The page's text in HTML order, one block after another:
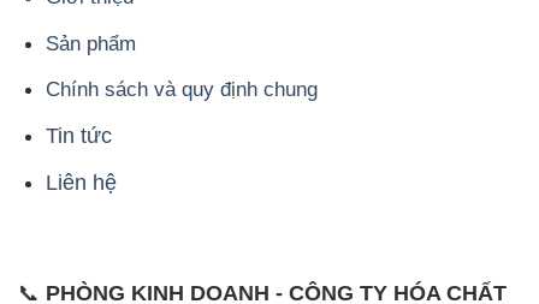
Sản phẩm
Chính sách và quy định chung
Tin tức
Liên hệ
📞 PHÒNG KINH DOANH - CÔNG TY HÓA CHẤT